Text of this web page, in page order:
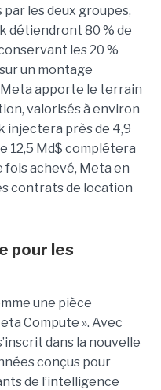
les deux groupes,
détiendront 80 % de
les 20 %
un montage
apporte le terrain
valorisés à environ
injectera près de 4,9
12,5 Md$ complétera
fois achevé, Meta en
contrats de location
pour les
une pièce
Compute ». Avec
dans la nouvelle
conçus pour
de l’intelligence